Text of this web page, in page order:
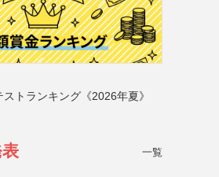
トランキング《2026年夏》
一覧